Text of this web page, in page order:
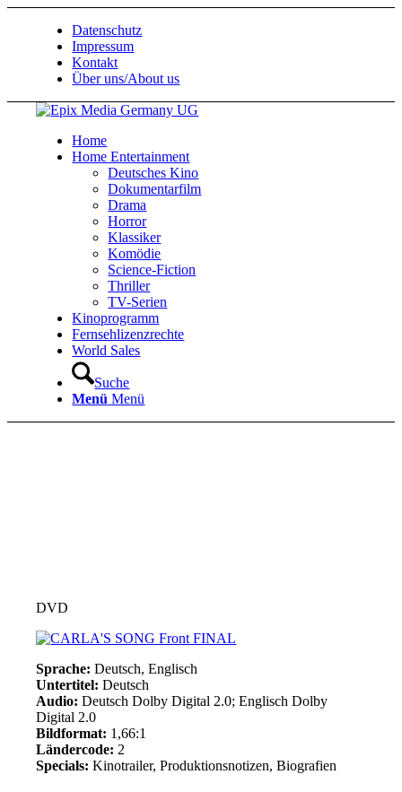
Datenschutz
Impressum
Kontakt
Über uns/About us
Home
Home Entertainment
Deutsches Kino
Dokumentarfilm
Drama
Horror
Klassiker
Komödie
Science-Fiction
Thriller
TV-Serien
Kinoprogramm
Fernsehlizenzrechte
World Sales
Suche
Menü Menü
DVD
Sprache: Deutsch, Englisch
Untertitel: Deutsch
Audio: Deutsch Dolby Digital 2.0; Englisch Dolby
Digital 2.0
Bildformat: 1,66:1
Ländercode: 2
Specials: Kinotrailer, Produktionsnotizen, Biografien